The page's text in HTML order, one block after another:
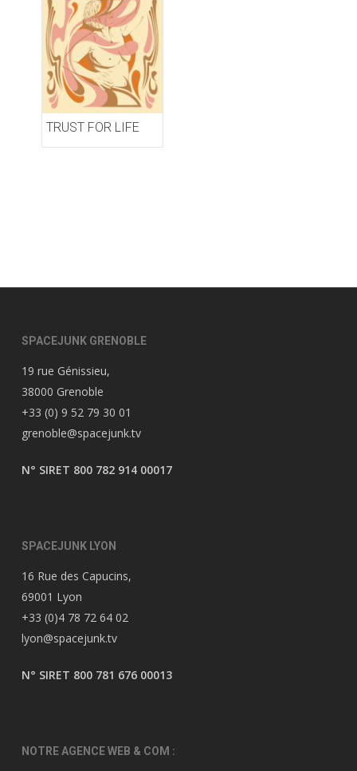
TRUST FOR LIFE
SPACEJUNK GRENOBLE
19 rue Génissieu,
38000 Grenoble
+33 (0) 9 52 79 30 01
grenoble@spacejunk.tv
N° SIRET 800 782 914 00017
SPACEJUNK LYON
16 Rue des Capucins,
69001 Lyon
+33 (0)4 78 72 64 02
lyon@spacejunk.tv
N° SIRET 800 781 676 00013
NOTRE AGENCE WEB & COM :